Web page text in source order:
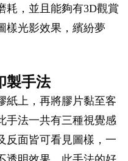
耗，並且能夠有3D觀賞
樣光影效果，繽紛夢
製手法
紙上，再將膠片黏至客
手法一共有三種視覺感
反面皆可看見圖樣，一